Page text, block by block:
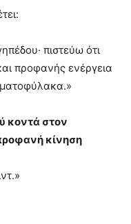
πιστεύω ότι
προφανής ενέργεια
κοντά στον
κίνηση